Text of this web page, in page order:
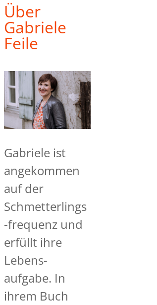
Über
Gabriele
Feile
Gabriele ist
angekommen
auf der
Schmetterlings
-frequenz und
erfüllt ihre
Lebens-
aufgabe. In
ihrem Buch